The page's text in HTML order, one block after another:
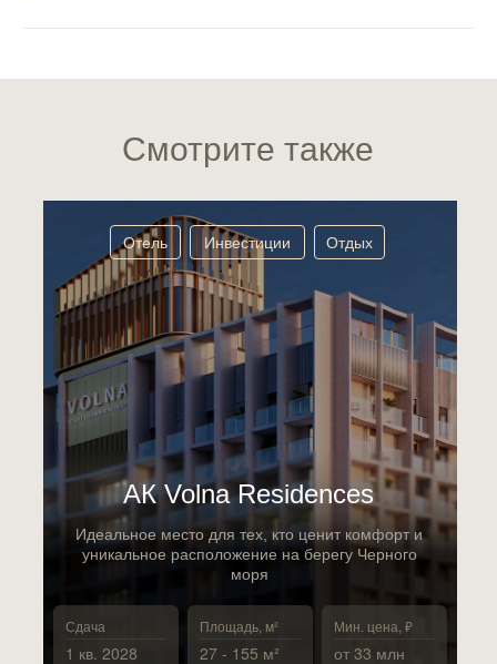
от 33 млн
Мин. цена, ₽
27 - 155 м²
Площадь, м²
1 кв. 2028
Сдача
Идеальное место для тех, кто ценит комфорт и
уникальное расположение на берегу Черного
моря
АК Volna Residences
Отдых
Инвестиции
Отель
Смотрите также